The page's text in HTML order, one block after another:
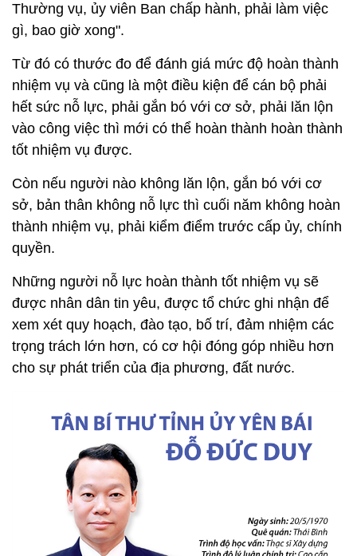
Thường vụ, ủy viên Ban chấp hành, phải làm việc
gì, bao giờ xong".
Từ đó có thước đo để đánh giá mức độ hoàn thành
nhiệm vụ và cũng là một điều kiện để cán bộ phải
hết sức nỗ lực, phải gắn bó với cơ sở, phải lăn lộn
vào công việc thì mới có thể hoàn thành hoàn thành
tốt nhiệm vụ được.
Còn nếu người nào không lăn lộn, gắn bó với cơ
sở, bản thân không nỗ lực thì cuối năm không hoàn
thành nhiệm vụ, phải kiểm điểm trước cấp ủy, chính
quyền.
Những người nỗ lực hoàn thành tốt nhiệm vụ sẽ
được nhân dân tin yêu, được tổ chức ghi nhận để
xem xét quy hoạch, đào tạo, bố trí, đảm nhiệm các
trọng trách lớn hơn, có cơ hội đóng góp nhiều hơn
cho sự phát triển của địa phương, đất nước.